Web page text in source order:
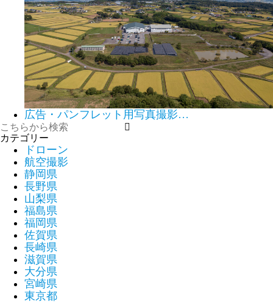
広告・パンフレット用写真撮影…
カテゴリー
ドローン
航空撮影
静岡県
長野県
山梨県
福島県
福岡県
佐賀県
長崎県
滋賀県
大分県
宮崎県
東京都